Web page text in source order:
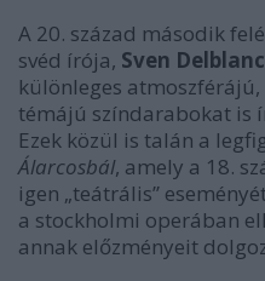
A 20. század második
svéd írója, Sven Delblanc
különleges
témájú színdarabokat is
Ezek közül is talán a
Álarcosbál, amely a 18.
igen „teátrális”
a stockholmi operában
annak előzményeit